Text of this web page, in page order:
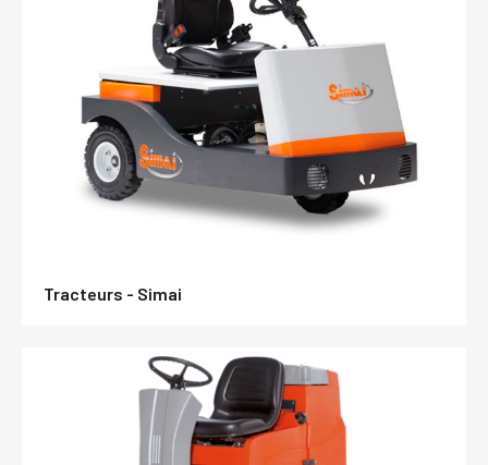
Tracteurs - Simai